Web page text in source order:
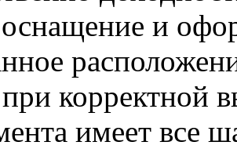
и
корректной
имеет все